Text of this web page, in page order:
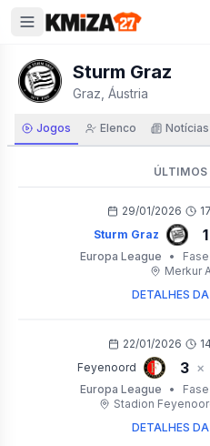
Sturm Graz
Graz, Áustria
Jogos Elenco Notícias
29/01/2026
Sturm Graz 1
Europa League
•
Merkur
DETALHES
22/01/2026
Feyenoord 3 ×
Europa League
•
Stadion
DETALHES